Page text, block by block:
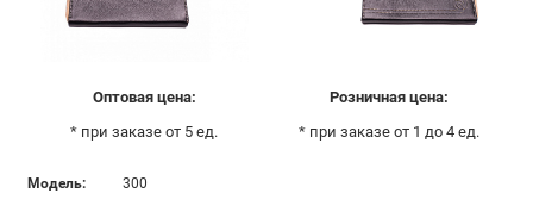
Оптовая цена:
* при заказе от 5 ед.
Розничная цена:
* при заказе от 1 до 4 ед.
Модель: 300